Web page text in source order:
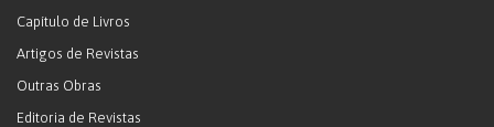
Capítulo de Livros
Artigos de Revistas
Outras Obras
Editoria de Revistas